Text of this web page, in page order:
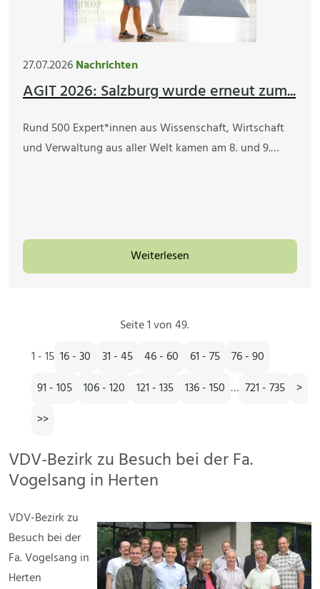
27.07.2026Nachrichten
AGIT 2026: Salzburg wurde erneut zum...
Rund 500 Expert*innen aus Wissenschaft, Wirtschaft
und Verwaltung aus aller Welt kamen am 8. und 9.…
Weiterlesen
Seite 1 von 49.
1 - 15 16 - 30 31 - 45 46 - 60 61 - 75
76 - 90
91 - 105
106 - 120 121 - 135 136 - 150 … 721 - 735
>
>>
VDV-Bezirk zu Besuch bei der Fa.
Vogelsang in Herten
VDV-Bezirk zu
Besuch bei der
Fa. Vogelsang in
Herten